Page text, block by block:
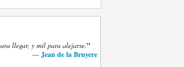
llegar, y mil para alejarse.”
— Jean de la Bruyere